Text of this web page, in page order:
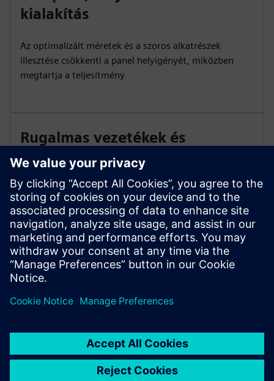
kialakítás
Az optimalizált méretek és a szoros alkatrészek
illesztése csökkenti a panel helyigényét, miközben
megtartja a teljesítmény
Rugalmas vezetékek és
konfiguráció
Kényelmes kábelezési funkciókat tartalmaz, például
csíkhossz-jelzőket és széles kiegészítő érintkezési
lehetőségeket a telepítés és a testreszabás
egyszerűsítése érdekében.